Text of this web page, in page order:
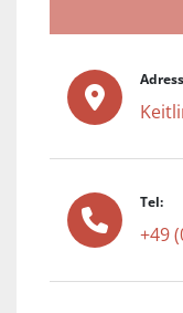
Tel:
+49